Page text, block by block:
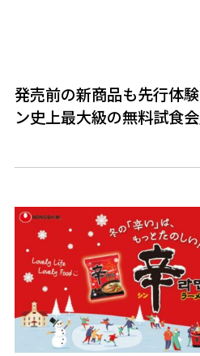
発売前の新商品も先行体
ン史上最大級の無料試食